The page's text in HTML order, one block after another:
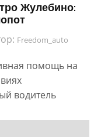
Жулебино:
Freedom_auto
помощь на
водитель